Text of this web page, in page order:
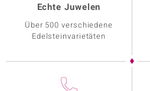
Echte Juwelen
Über 500 verschiedene
Edelsteinvarietäten